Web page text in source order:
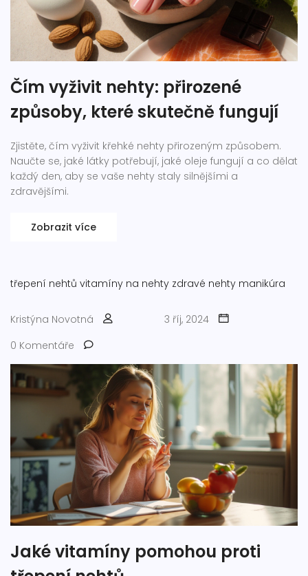
Čím vyživit nehty: přirozené
způsoby, které skutečně fungují
Zjistěte, čím vyživit křehké nehty přirozeným způsobem.
Naučte se, jaké látky potřebují, jaké oleje fungují a co dělat
každý den, aby se vaše nehty staly silnějšími a
zdravějšími.
Zobrazit více
třepení nehtů vitamíny na nehty zdravé nehty manikúra
Kristýna Novotná
3 říj, 2024
0 Komentáře
Jaké vitamíny pomohou proti